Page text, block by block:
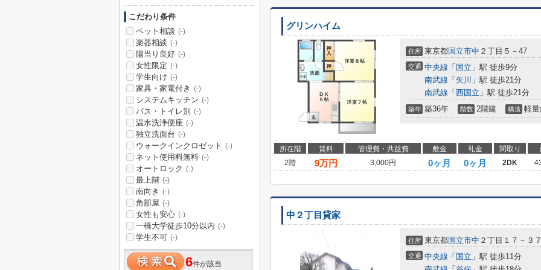
グリンハイム
住所 東京都国立市中 ２丁目５－47
交通 中央線 「 国立 」駅 徒歩9分
南武線 「 矢川 」駅 徒歩21分
南武線 「 西国立 」駅 徒歩21分
築年 築36年 階数 2階建 構造 軽
所在階 賃料 管理費・共益費 敷金 礼金 間取り
2階
9万円 3,000円 0ヶ月 0ヶ月 2DK
中２丁目貸家
住所 東京都国立市中 ２丁目１７－３
交通 中央線 「 国立 」駅 徒歩11分
こだわり条件
ペット相談 (-)
楽器相談 (-)
陽当り良好 (-)
女性限定 (-)
学生向け (-)
家具・家電付き (-)
システムキッチン (-)
バス・トイレ別 (-)
温水洗浄便座 (-)
独立洗面台 (-)
ウォークインクロゼット (-)
ネット使用料無料 (-)
オートロック (-)
最上階 (-)
南向き (-)
角部屋 (-)
女性も安心 (-)
一橋大学徒歩10分以内 (-)
学生不可 (-)
6件が該当